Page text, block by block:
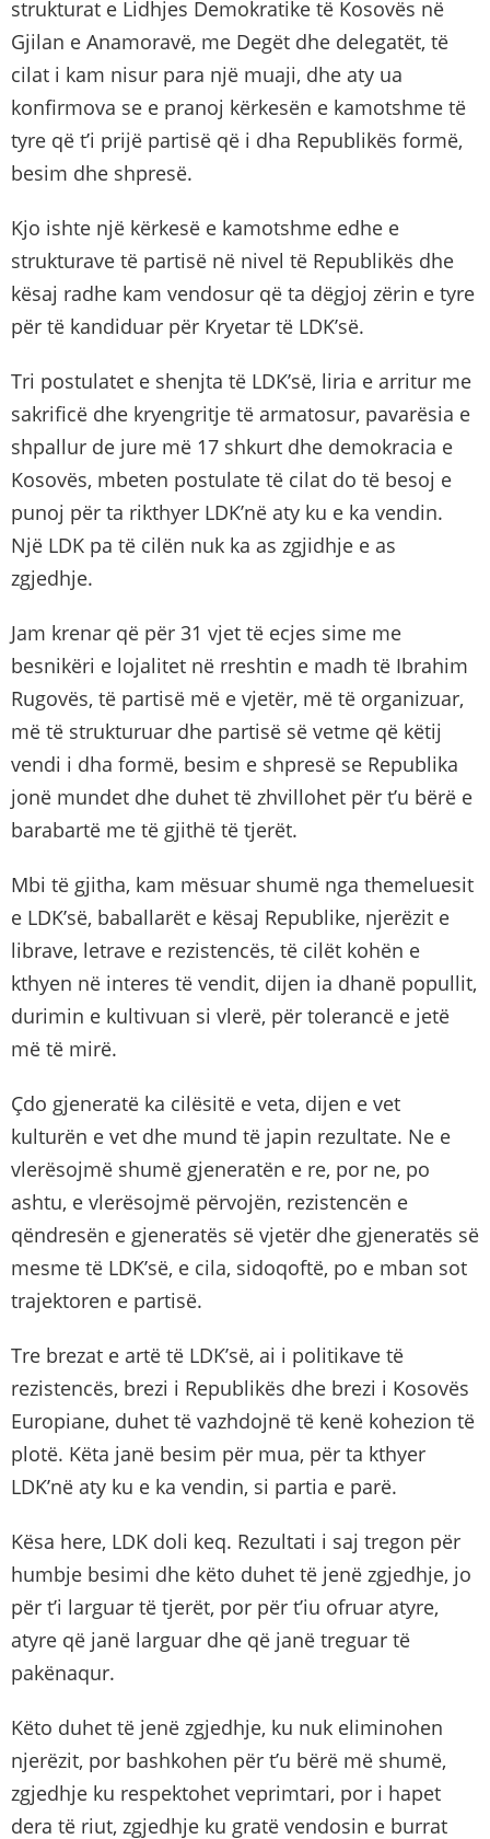
strukturat e Lidhjes Demokratike të Kosovës në
Gjilan e Anamoravë, me Degët dhe delegatët, të
cilat i kam nisur para një muaji, dhe aty ua
konfirmova se e pranoj kërkesën e kamotshme të
tyre që t’i prijë partisë që i dha Republikës formë,
besim dhe shpresë.
Kjo ishte një kërkesë e kamotshme edhe e
strukturave të partisë në nivel të Republikës dhe
kësaj radhe kam vendosur që ta dëgjoj zërin e tyre
për të kandiduar për Kryetar të LDK’së.
Tri postulatet e shenjta të LDK’së, liria e arritur me
sakrificë dhe kryengritje të armatosur, pavarësia e
shpallur de jure më 17 shkurt dhe demokracia e
Kosovës, mbeten postulate të cilat do të besoj e
punoj për ta rikthyer LDK’në aty ku e ka vendin.
Një LDK pa të cilën nuk ka as zgjidhje e as
zgjedhje.
Jam krenar që për 31 vjet të ecjes sime me
besnikëri e lojalitet në rreshtin e madh të Ibrahim
Rugovës, të partisë më e vjetër, më të organizuar,
më të strukturuar dhe partisë së vetme që këtij
vendi i dha formë, besim e shpresë se Republika
jonë mundet dhe duhet të zhvillohet për t’u bërë e
barabartë me të gjithë të tjerët.
Mbi të gjitha, kam mësuar shumë nga themeluesit
e LDK’së, baballarët e kësaj Republike, njerëzit e
librave, letrave e rezistencës, të cilët kohën e
kthyen në interes të vendit, dijen ia dhanë popullit,
durimin e kultivuan si vlerë, për tolerancë e jetë
më të mirë.
Çdo gjeneratë ka cilësitë e veta, dijen e vet
kulturën e vet dhe mund të japin rezultate. Ne e
vlerësojmë shumë gjeneratën e re, por ne, po
ashtu, e vlerësojmë përvojën, rezistencën e
qëndresën e gjeneratës së vjetër dhe gjeneratës së
mesme të LDK’së, e cila, sidoqoftë, po e mban sot
trajektoren e partisë.
Tre brezat e artë të LDK’së, ai i politikave të
rezistencës, brezi i Republikës dhe brezi i Kosovës
Europiane, duhet të vazhdojnë të kenë kohezion të
plotë. Këta janë besim për mua, për ta kthyer
LDK’në aty ku e ka vendin, si partia e parë.
Kësa here, LDK doli keq. Rezultati i saj tregon për
humbje besimi dhe këto duhet të jenë zgjedhje, jo
për t’i larguar të tjerët, por për t’iu ofruar atyre,
atyre që janë larguar dhe që janë treguar të
pakënaqur.
Këto duhet të jenë zgjedhje, ku nuk eliminohen
njerëzit, por bashkohen për t’u bërë më shumë,
zgjedhje ku respektohet veprimtari, por i hapet
dera të riut, zgjedhje ku gratë vendosin e burrat